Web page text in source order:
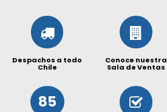
Despachos a todo
Chile
Conoce nuestra
Sala de Ventas
85